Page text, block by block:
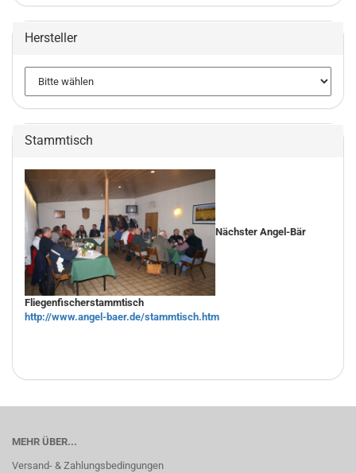
Hersteller
Stammtisch
Nächster Angel-Bär
Fliegenfischerstammtisch
http://www.angel-baer.de/stammtisch.htm
MEHR ÜBER...
Versand- & Zahlungsbedingungen